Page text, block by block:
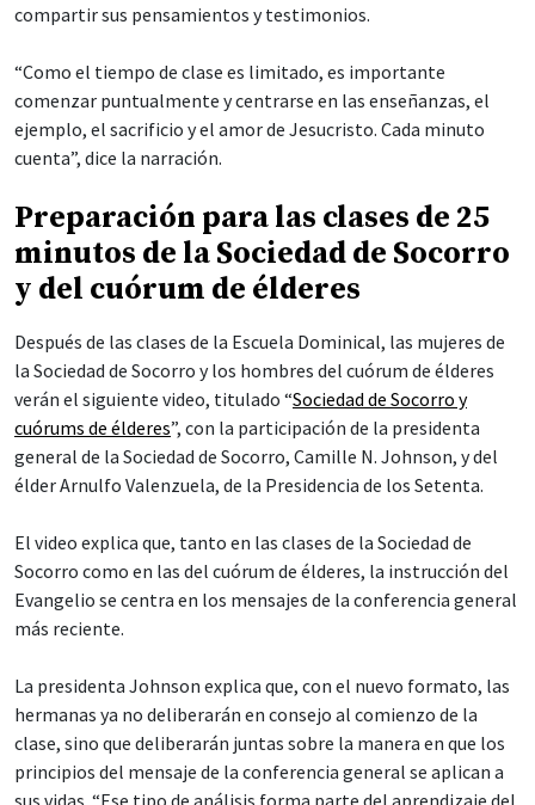
compartir sus pensamientos y testimonios.
“Como el tiempo de clase es limitado, es importante
comenzar puntualmente y centrarse en las enseñanzas, el
ejemplo, el sacrificio y el amor de Jesucristo. Cada minuto
cuenta”, dice la narración.
Preparación para las clases de 25
minutos de la Sociedad de Socorro
y del cuórum de élderes
Después de las clases de la Escuela Dominical, las mujeres de
la Sociedad de Socorro y los hombres del cuórum de élderes
verán el siguiente video, titulado “Sociedad de Socorro y
cuórums de élderes”, con la participación de la presidenta
general de la Sociedad de Socorro, Camille N. Johnson, y del
élder Arnulfo Valenzuela, de la Presidencia de los Setenta.
El video explica que, tanto en las clases de la Sociedad de
Socorro como en las del cuórum de élderes, la instrucción del
Evangelio se centra en los mensajes de la conferencia general
más reciente.
La presidenta Johnson explica que, con el nuevo formato, las
hermanas ya no deliberarán en consejo al comienzo de la
clase, sino que deliberarán juntas sobre la manera en que los
principios del mensaje de la conferencia general se aplican a